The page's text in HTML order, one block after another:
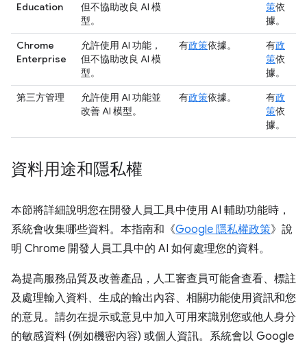
Education
但不協助改良 AI 模
型。
策依
據。
Chrome
Enterprise
允許使用 AI 功能，
但不協助改良 AI 模
型。
有政策依據。 有政
策依
據。
第三方管理
允許使用 AI 功能並
改善 AI 模型。
有政策依據。 有政
策依
據。
資料用途和隱私權
本節將詳細說明您在開發人員工具中使用 AI 輔助功能時，
系統會收集哪些資料。本指南和《Google 隱私權政策》說
明 Chrome 開發人員工具中的 AI 如何處理您的資料。
為提高服務品質及改善產品，人工審查員可能會查看、標註
及處理輸入資料、生成的輸出內容、相關功能使用資訊和您
的意見。請勿在提示或意見中加入可用來識別您或他人身分
的敏感資料 (例如機密內容) 或個人資訊。系統會以 Google